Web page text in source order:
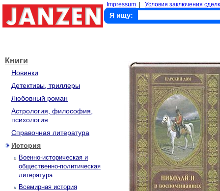
Impressum Условия заключения
Я ищу:
Книги
Новинки
Детективы, триллеры
Любовный роман
Астрология, философия,
психология
Справочная литература
История
Военно-историческая и
общественно-политическая
литература
Всемирная история